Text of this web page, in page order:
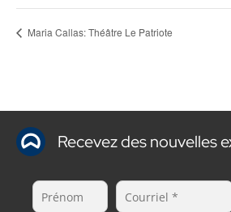
Maria Callas: Théâtre Le Patriote
Recevez des nouvelles